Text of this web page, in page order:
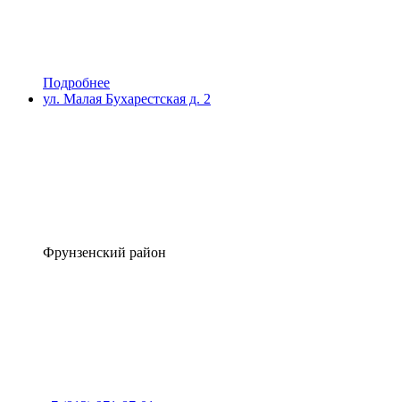
Подробнее
ул. Малая Бухарестская д. 2
Фрунзенский район